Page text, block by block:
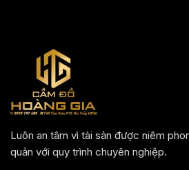
Luôn an tâm vì tài sản được niêm
quản với quy trình chuyên nghiệp.